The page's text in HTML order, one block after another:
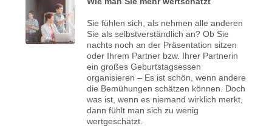
Sie fühlen sich, als nehmen alle anderen
Sie als selbstverständlich an? Ob Sie
nachts noch an der Präsentation sitzen
oder Ihrem Partner bzw. Ihrer Partnerin
ein großes Geburtstagsessen
organisieren – Es ist schön, wenn andere
die Bemühungen schätzen können. Doch
was ist, wenn es niemand wirklich merkt,
dann fühlt man sich zu wenig
wertgeschätzt.